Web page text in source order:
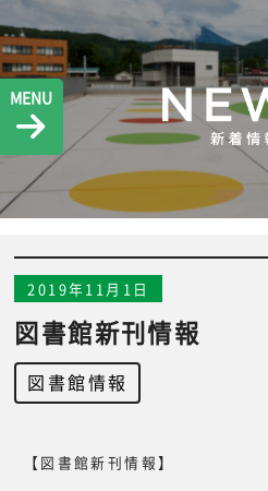
MENU
2019年11月1日
図書館新刊情報
図書館情報
【図書館新刊情報】